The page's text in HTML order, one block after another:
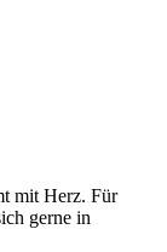
mit Herz. Für
gerne in